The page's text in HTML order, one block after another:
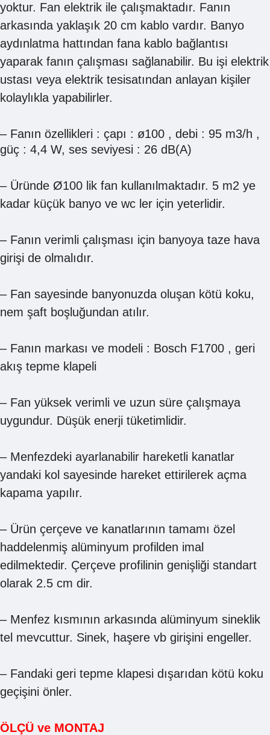
yoktur. Fan elektrik ile çalışmaktadır. Fanın
arkasında yaklaşık 20 cm kablo vardır. Banyo
aydınlatma hattından fana kablo bağlantısı
yaparak fanın çalışması sağlanabilir. Bu işi elektrik
ustası veya elektrik tesisatından anlayan kişiler
kolaylıkla yapabilirler.
– Fanın özellikleri : çapı : ø100 , debi : 95 m3/h ,
güç : 4,4 W, ses seviyesi : 26 dB(A)
– Üründe Ø100 lik fan kullanılmaktadır. 5 m2 ye
kadar küçük banyo ve wc ler için yeterlidir.
– Fanın verimli çalışması için banyoya taze hava
girişi de olmalıdır.
– Fan sayesinde banyonuzda oluşan kötü koku,
nem şaft boşluğundan atılır.
– Fanın markası ve modeli : Bosch F1700 , geri
akış tepme klapeli
– Fan yüksek verimli ve uzun süre çalışmaya
uygundur. Düşük enerji tüketimlidir.
– Menfezdeki ayarlanabilir hareketli kanatlar
yandaki kol sayesinde hareket ettirilerek açma
kapama yapılır.
– Ürün çerçeve ve kanatlarının tamamı özel
haddelenmiş alüminyum profilden imal
edilmektedir. Çerçeve profilinin genişliği standart
olarak 2.5 cm dir.
– Menfez kısmının arkasında alüminyum sineklik
tel mevcuttur. Sinek, haşere vb girişini engeller.
– Fandaki geri tepme klapesi dışarıdan kötü koku
geçişini önler.
ÖLÇÜ ve MONTAJ